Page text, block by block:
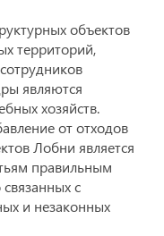
объектов
территорий,
являются
хозяйств.
от отходов
Лобни является
правильным
с
и незаконных